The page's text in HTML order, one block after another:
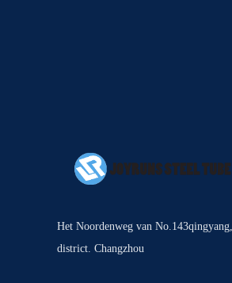
Het Noordenweg van
district. Changzhou